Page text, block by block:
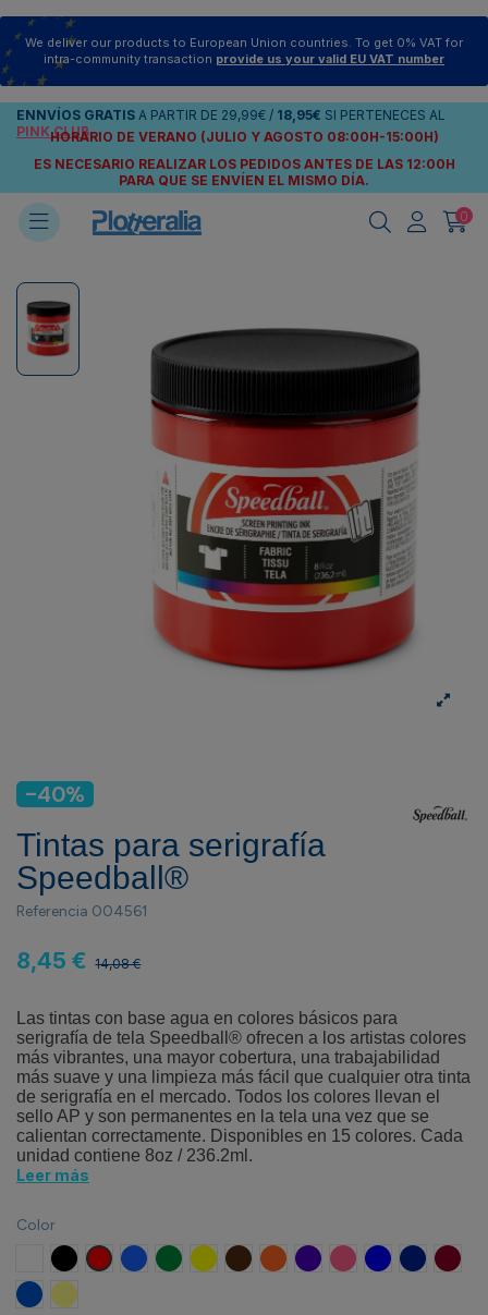
We deliver our products to European Union countries. To get 0% VAT for
intra-community transaction provide us your valid EU VAT number
ENNVÍOS GRATIS A PARTIR DE 29,99€ / 18,95€ SI PERTENECES AL
PINK CLUB
HORARIO DE VERANO (JULIO Y AGOSTO 08:00H-15:00H)
ES NECESARIO REALIZAR LOS PEDIDOS ANTES DE LAS 12:00H
PARA QUE SE ENVÍEN EL MISMO DÍA.
0
-40%
Tintas para serigrafía
Speedball®
Referencia 004561
8,45 € 14,08 €
Las tintas con base agua en colores básicos para
serigrafía de tela Speedball® ofrecen a los artistas colores
más vibrantes, una mayor cobertura, una trabajabilidad
más suave y una limpieza más fácil que cualquier otra tinta
de serigrafía en el mercado. Todos los colores llevan el
sello AP y son permanentes en la tela una vez que se
calientan correctamente. Disponibles en 15 colores. Cada
unidad contiene 8oz / 236.2ml.
Leer más
Color
Blanco Negro Rojo Azul Pavo Real
Verde AmarilloMarrón NaranjaVioleta MagentaAzul Azul Denim
Cyan Amarillo Claro